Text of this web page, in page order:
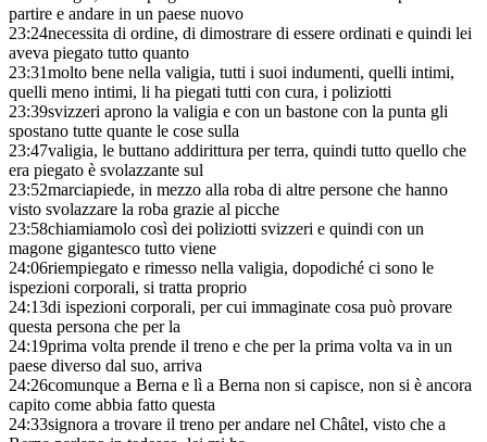
partire e andare in un paese nuovo
23:24necessita di ordine, di dimostrare di essere ordinati e quindi lei
aveva piegato tutto quanto
23:31molto bene nella valigia, tutti i suoi indumenti, quelli intimi,
quelli meno intimi, li ha piegati tutti con cura, i poliziotti
23:39svizzeri aprono la valigia e con un bastone con la punta gli
spostano tutte quante le cose sulla
23:47valigia, le buttano addirittura per terra, quindi tutto quello che
era piegato è svolazzante sul
23:52marciapiede, in mezzo alla roba di altre persone che hanno
visto svolazzare la roba grazie al picche
23:58chiamiamolo così dei poliziotti svizzeri e quindi con un
magone gigantesco tutto viene
24:06riempiegato e rimesso nella valigia, dopodiché ci sono le
ispezioni corporali, si tratta proprio
24:13di ispezioni corporali, per cui immaginate cosa può provare
questa persona che per la
24:19prima volta prende il treno e che per la prima volta va in un
paese diverso dal suo, arriva
24:26comunque a Berna e lì a Berna non si capisce, non si è ancora
capito come abbia fatto questa
24:33signora a trovare il treno per andare nel Châtel, visto che a